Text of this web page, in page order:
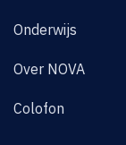
Onderwijs
Over NOVA
Colofon